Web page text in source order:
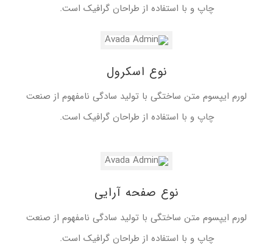
چاپ و با استفاده از طراحان گرافیک است.
نوع اسکرول
لورم ایپسوم متن ساختگی با تولید سادگی نامفهوم از صنعت
چاپ و با استفاده از طراحان گرافیک است.
نوع صفحه آرایی
لورم ایپسوم متن ساختگی با تولید سادگی نامفهوم از صنعت
چاپ و با استفاده از طراحان گرافیک است.